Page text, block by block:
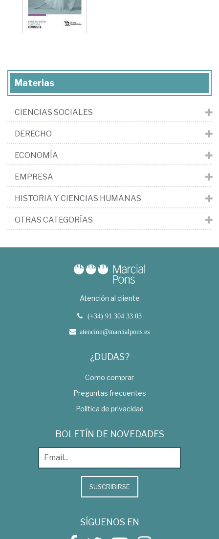
Materias
CIENCIAS SOCIALES
DERECHO
ECONOMÍA
EMPRESA
HISTORIA Y CIENCIAS HUMANAS
OTRAS CATEGORÍAS
Atención al cliente
(+34) 91 304 33 03
atencion@marcialpons.es
¿DUDAS?
Como comprar
Preguntas frecuentes
Política de privacidad
BOLETÍN DE NOVEDADES
SUSCRIBIRSE
SÍGUENOS EN